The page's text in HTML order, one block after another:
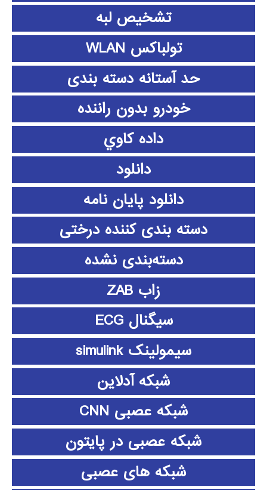
تشخیص لبه
تولباکس WLAN
حد آستانه دسته بندی
خودرو بدون راننده
داده كاوي
دانلود
دانلود پايان نامه
دسته بندی کننده درختی
دسته‌بندی نشده
زاب ZAB
سیگنال ECG
سیمولینک simulink
شبکه آدلاین
شبکه عصبی CNN
شبکه عصبی در پایتون
شبکه های عصبی